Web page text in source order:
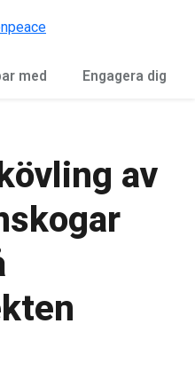
med Engagera dig
av